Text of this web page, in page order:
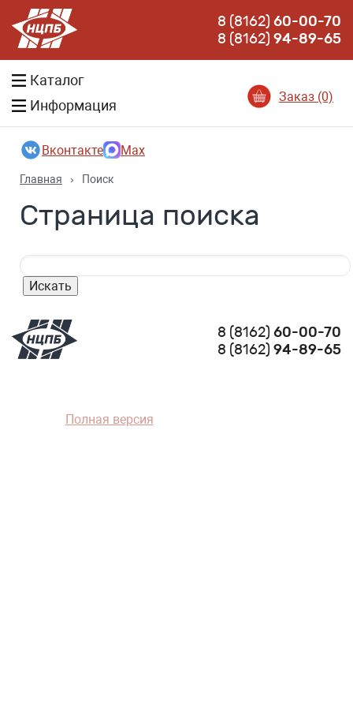
8 (8162)60-00-70
8 (8162)94-89-65
Каталог
Информация
Заказ (0)
Вконтакте Max
Главная › Поиск
Страница поиска
8 (8162)60-00-70
8 (8162)94-89-65
Полная версия